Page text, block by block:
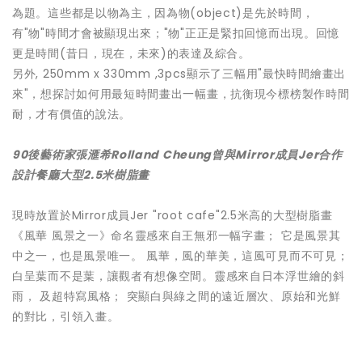
為題。這些都是以物為主，因為物(object)是先於時間，
有"物"時間才會被顯現出來；"物"正正是緊扣回憶而出現。回憶
更是時間(昔日，現在，未來)的表達及綜合。
另外, 250mm x 330mm ,3pcs顯示了三幅用"最快時間繪畫出
來"，想探討如何用最短時間畫出一幅畫，抗衡現今標榜製作時間
耐，才有價值的說法。
90後藝術家張滙希Rolland Cheung曾與Mirror成員Jer合作
設計餐廳大型2.5米樹脂畫
現時放置於Mirror成員Jer "root cafe"2.5米高的大型樹脂畫
《風華 風景之一》命名靈感來自王無邪一幅字畫； 它是風景其
中之一，也是風景唯一。 風華，風的華美，這風可見而不可見；
白呈葉而不是葉，讓觀者有想像空間。靈感來自日本浮世繪的斜
雨， 及超特寫風格； 突顯白與綠之間的遠近層次、原始和光鮮
的對比，引領入畫。